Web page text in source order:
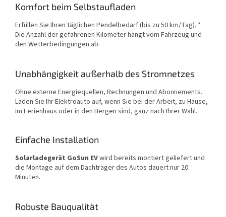
Komfort beim Selbstaufladen
Erfüllen Sie Ihren täglichen Pendelbedarf (bis zu 50 km/Tag). *
Die Anzahl der gefahrenen Kilometer hängt vom Fahrzeug und
den Wetterbedingungen ab.
Unabhängigkeit außerhalb des Stromnetzes
Ohne externe Energiequellen, Rechnungen und Abonnements.
Laden Sie Ihr Elektroauto auf, wenn Sie bei der Arbeit, zu Hause,
im Ferienhaus oder in den Bergen sind, ganz nach Ihrer Wahl.
Einfache Installation
Solarladegerät GoSun EVwird bereits montiert geliefert und
die Montage auf dem Dachträger des Autos dauert nur 20
Minuten.
Robuste Bauqualität